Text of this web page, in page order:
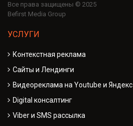
Все права защищены © 2025
Befirst Media Group
УСЛУГИ
Контекстная реклама
Сайты и Лендинги
Видеореклама на Youtube и Яндекс
Digital консалтинг
Viber и SMS рассылка